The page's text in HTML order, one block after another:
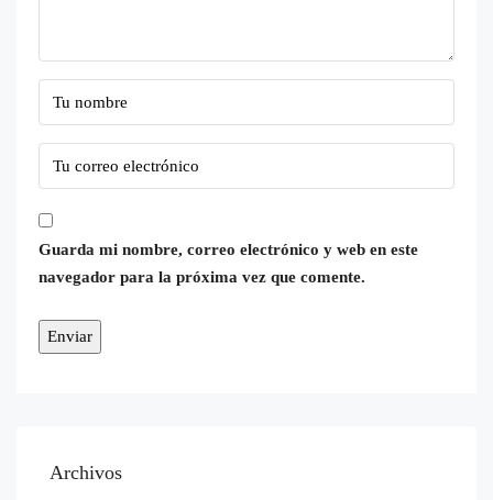
Guarda mi nombre, correo electrónico y web en este
navegador para la próxima vez que comente.
Archivos